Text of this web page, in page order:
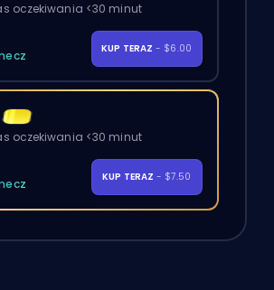
oczekiwania <30 minut
KUP TERAZ - $6.00
oczekiwania <30 minut
KUP TERAZ - $7.50